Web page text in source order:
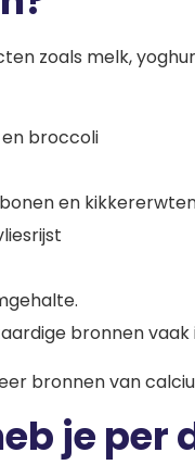
zoals melk,
broccoli
en
bronnen
bronnen van
je per